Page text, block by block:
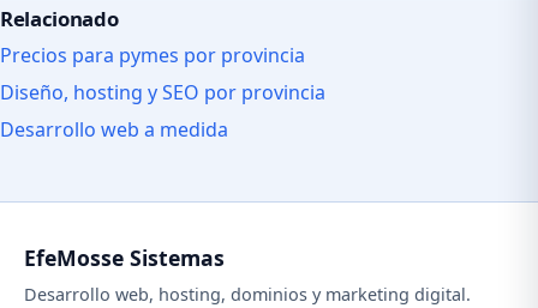
Relacionado
Precios para pymes por provincia
Diseño, hosting y SEO por provincia
Desarrollo web a medida
EfeMosse Sistemas
Desarrollo web, hosting, dominios y marketing digital.